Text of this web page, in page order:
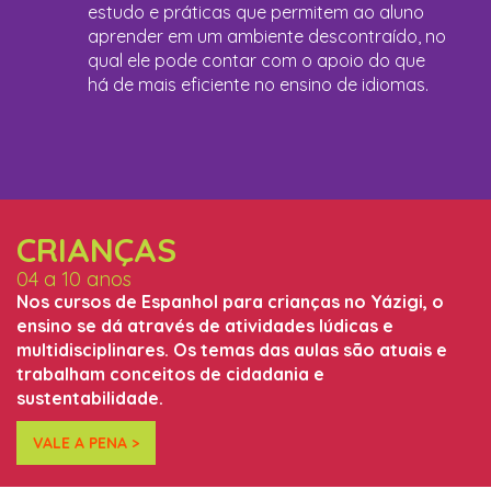
estudo e práticas que permitem ao aluno
aprender em um ambiente descontraído, no
qual ele pode contar com o apoio do que
há de mais eficiente no ensino de idiomas.
CRIANÇAS
04 a 10 anos
Nos cursos de Espanhol para crianças no Yázigi, o
ensino se dá através de atividades lúdicas e
multidisciplinares. Os temas das aulas são atuais e
trabalham conceitos de cidadania e
sustentabilidade.
VALE A PENA >